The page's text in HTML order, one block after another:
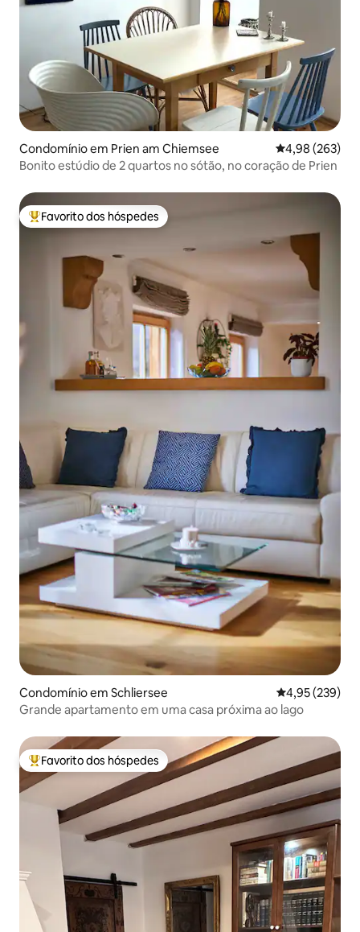
Condomínio em Prien am Chiemsee Classificação
4,98 (263)
Bonito estúdio de 2 quartos no sótão, no coração de Prien
Favoritos dos hóspedes mais apreciados
Favorito dos hóspedes
Condomínio em Schliersee Classificação
4,95 (239)
Grande apartamento em uma casa próxima ao lago
Favoritos dos hóspedes mais apreciados
Favorito dos hóspedes